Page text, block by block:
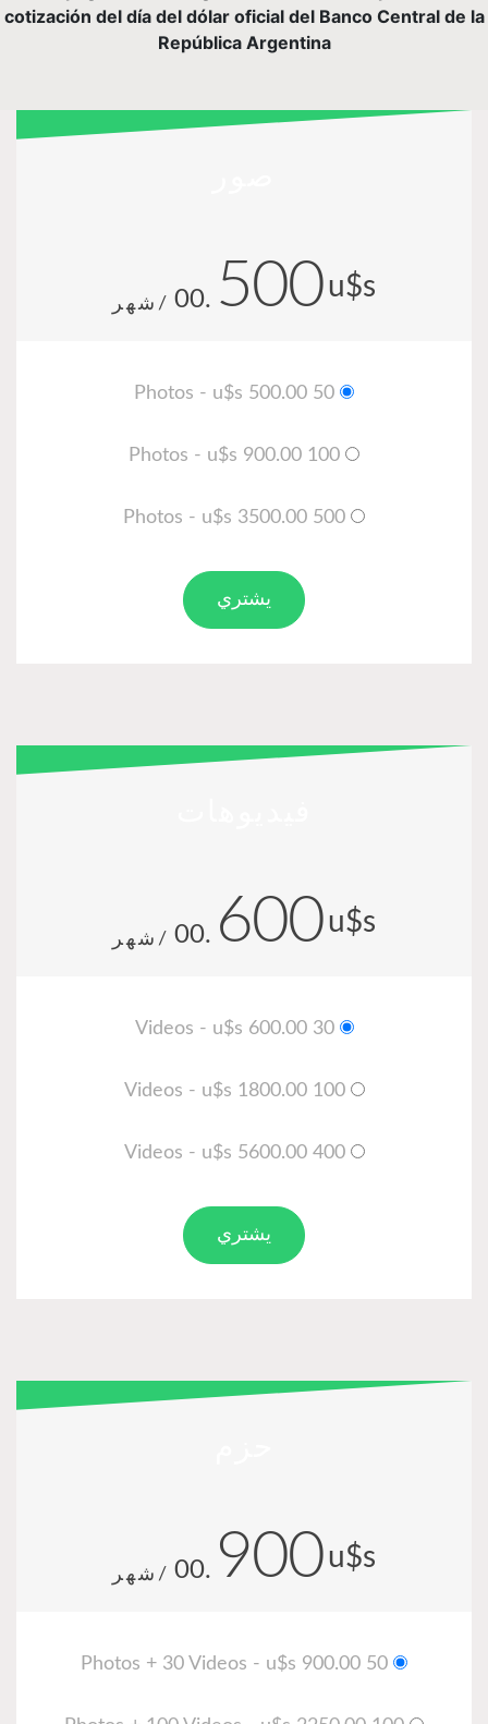
cotización del día del dólar oficial del Banco Central de la
República Argentina
u$s
500
.00 /شهر
يشتري
u$s
600
.00 /شهر
30 Videos - u$s 600.00
100 Videos - u$s 1800.00
400 Videos - u$s 5600.00
يشتري
u$s
900
.00 /شهر